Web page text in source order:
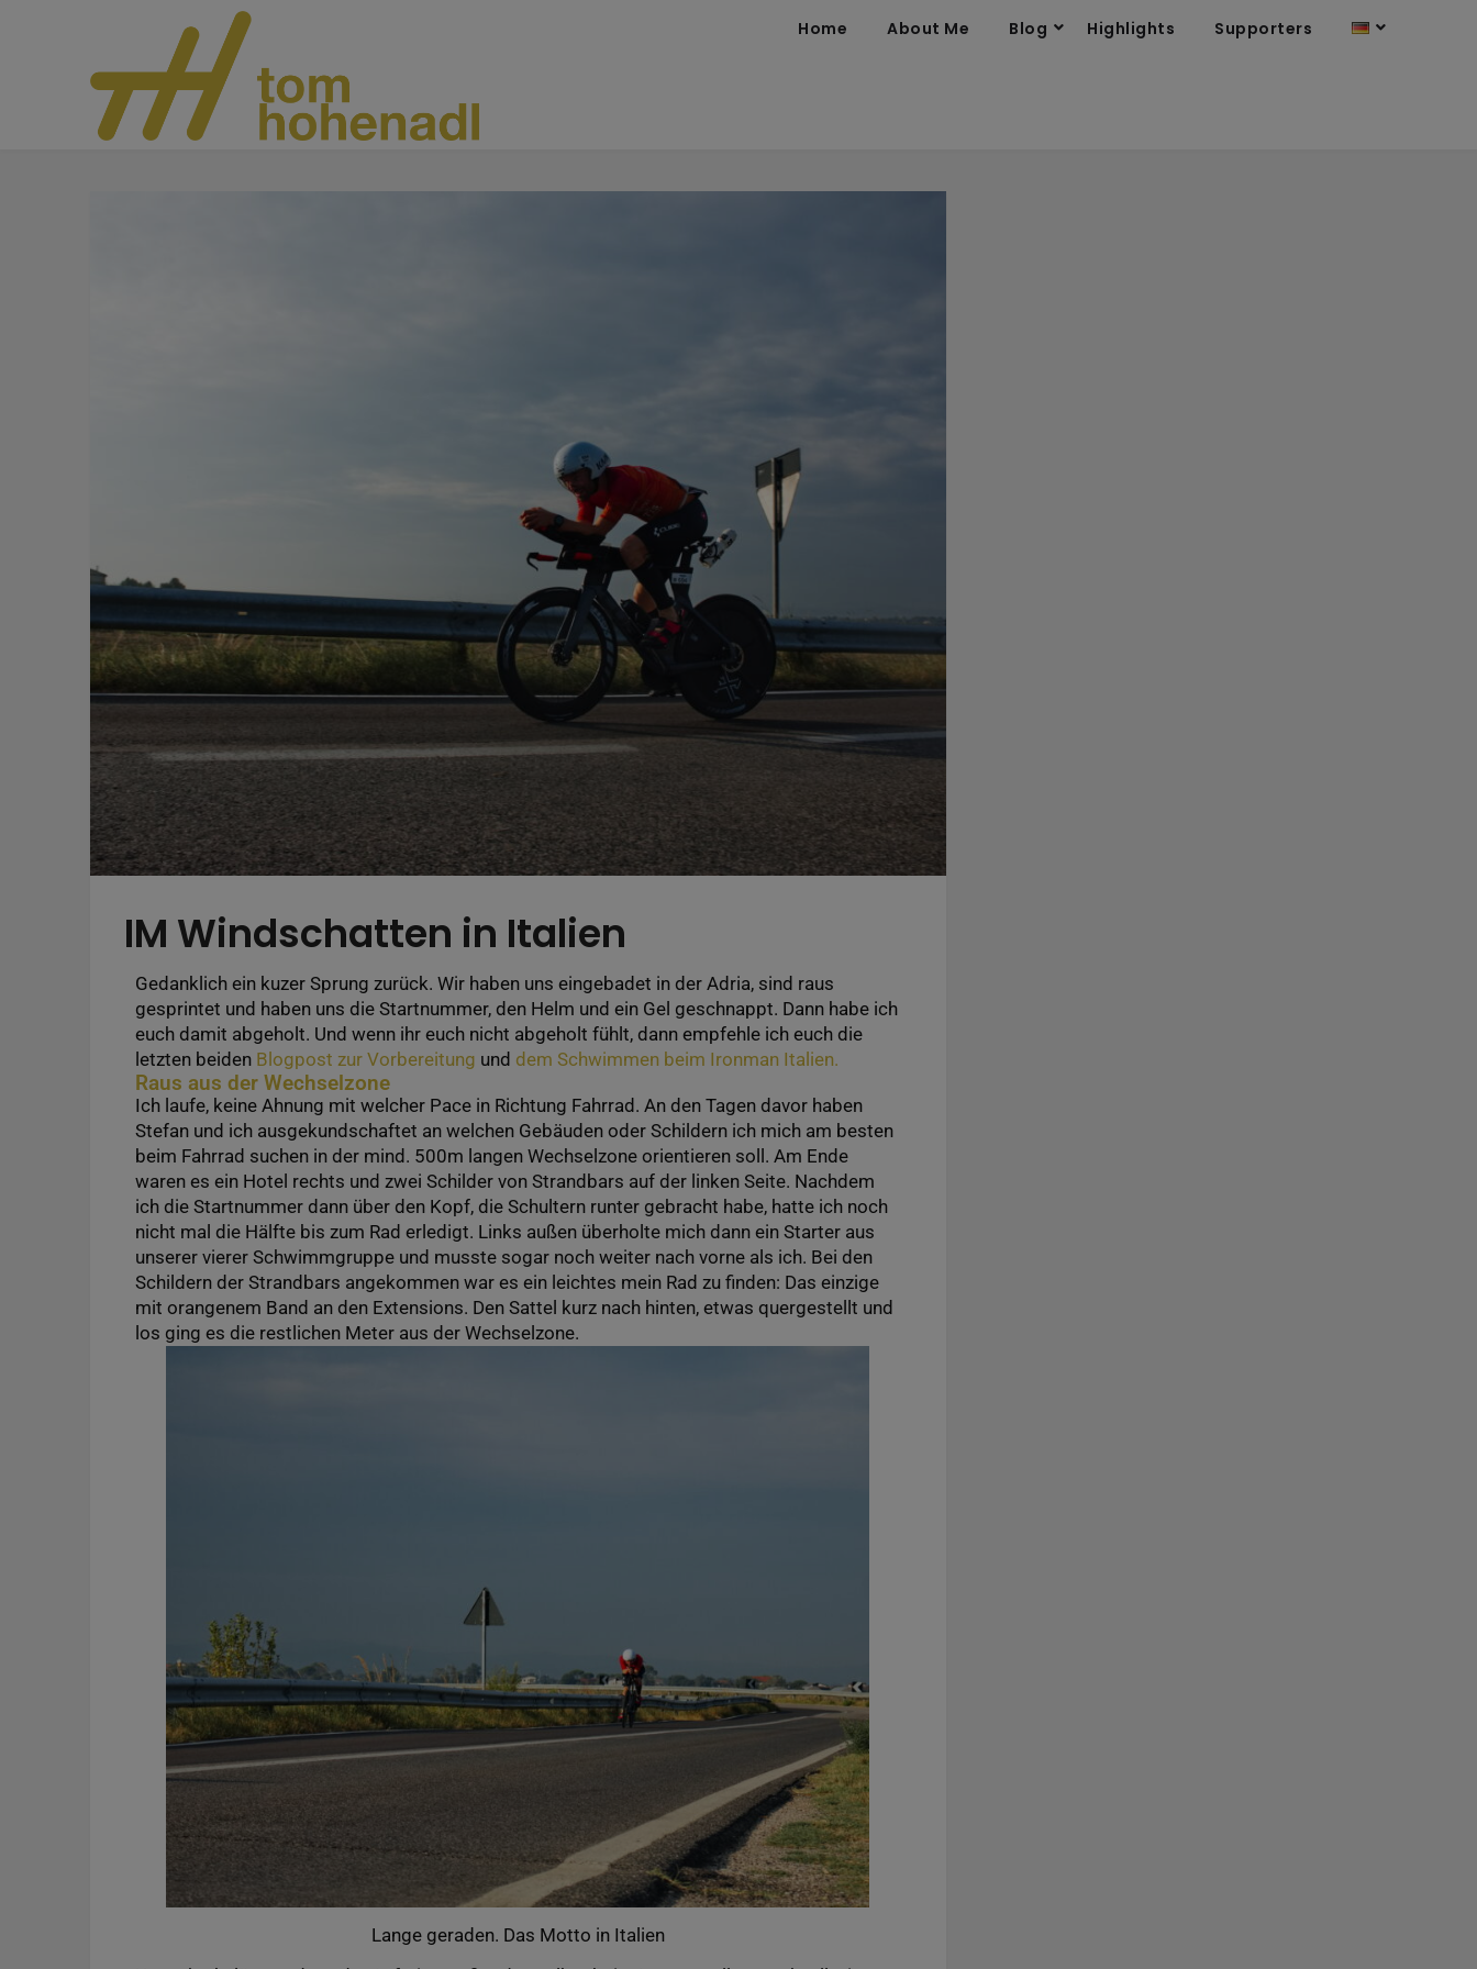
Home About Me Blog Highlights Supporters
IM Windschatten in Italien
Gedanklich ein kuzer Sprung zurück. Wir haben uns eingebadet in der Adria, sind raus
gesprintet und haben uns die Startnummer, den Helm und ein Gel geschnappt. Dann habe ich
euch damit abgeholt. Und wenn ihr euch nicht abgeholt fühlt, dann empfehle ich euch die
letzten beiden Blogpost zur Vorbereitung und dem Schwimmen beim Ironman Italien.
Raus aus der Wechselzone
Ich laufe, keine Ahnung mit welcher Pace in Richtung Fahrrad. An den Tagen davor haben
Stefan und ich ausgekundschaftet an welchen Gebäuden oder Schildern ich mich am besten
beim Fahrrad suchen in der mind. 500m langen Wechselzone orientieren soll. Am Ende
waren es ein Hotel rechts und zwei Schilder von Strandbars auf der linken Seite. Nachdem
ich die Startnummer dann über den Kopf, die Schultern runter gebracht habe, hatte ich noch
nicht mal die Hälfte bis zum Rad erledigt. Links außen überholte mich dann ein Starter aus
unserer vierer Schwimmgruppe und musste sogar noch weiter nach vorne als ich. Bei den
Schildern der Strandbars angekommen war es ein leichtes mein Rad zu finden: Das einzige
mit orangenem Band an den Extensions. Den Sattel kurz nach hinten, etwas quergestellt und
los ging es die restlichen Meter aus der Wechselzone.
Lange geraden. Das Motto in Italien